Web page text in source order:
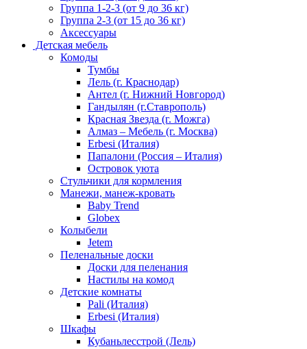
Группа 1-2-3 (от 9 до 36 кг)
Группа 2-3 (от 15 до 36 кг)
Аксессуары
Детская мебель
Комоды
Тумбы
Лель (г. Краснодар)
Антел (г. Нижний Новгород)
Гандылян (г.Ставрополь)
Красная Звезда (г. Можга)
Алмаз – Мебель (г. Москва)
Erbesi (Италия)
Папалони (Россия – Италия)
Островок уюта
Стульчики для кормления
Манежи, манеж-кровать
Baby Trend
Globex
Колыбели
Jetem
Пеленальные доски
Доски для пеленания
Настилы на комод
Детские комнаты
Pali (Италия)
Erbesi (Италия)
Шкафы
Кубаньлесстрой (Лель)